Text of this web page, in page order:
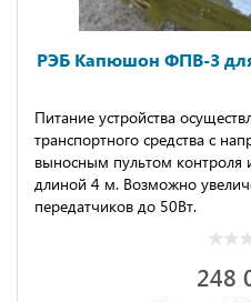
РЭБ Капюшон ФПВ-3
Питание устройства
транспортного средства с
выносным пультом контроля
длиной 4 м. Возможно
передатчиков до 50Вт.
248